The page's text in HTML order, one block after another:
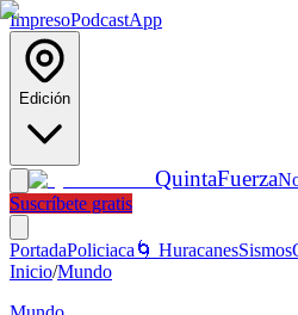
ImpresoPodcastApp
Edición
QuintaFuerza
Suscríbete gratis
PortadaPoliciaca 🌀 HuracanesSismos
Inicio/Mundo